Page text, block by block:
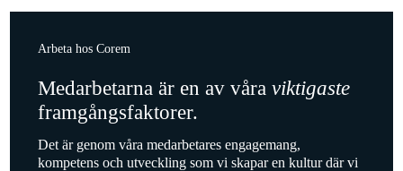
Arbeta hos Corem
Medarbetarna är en av våraviktigaste
framgångsfaktorer.
Det är genom våra medarbetares engagemang,
kompetens och utveckling som vi skapar en kultur där vi